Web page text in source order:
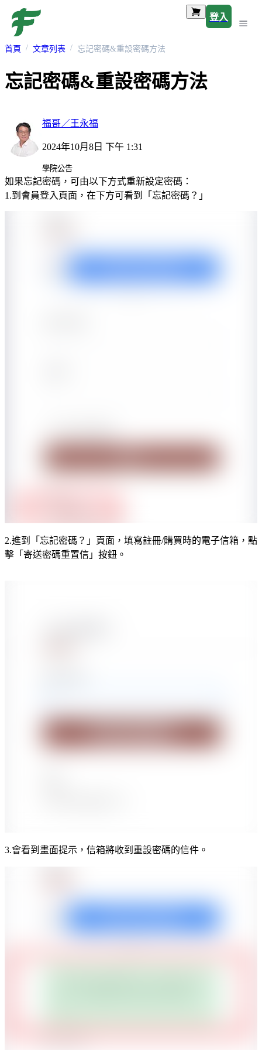
登入
首頁 文章列表 忘記密碼&重設密碼方法
忘記密碼&重設密碼方法
福哥／王永福
2024年10月8日 下午 1:31
學院公告
如果忘記密碼，可由以下方式重新設定密碼：
1.到會員登入頁面，在下方可看到「忘記密碼？」
2.進到「忘記密碼？」頁面，填寫註冊/購買時的電子信箱，點
擊「寄送密碼重置信」按鈕。
3.會看到畫面提示，信箱將收到重設密碼的信件。